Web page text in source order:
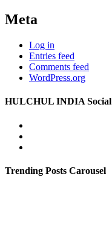
Meta
Log in
Entries feed
Comments feed
WordPress.org
HULCHUL INDIA Social
Trending Posts Carousel